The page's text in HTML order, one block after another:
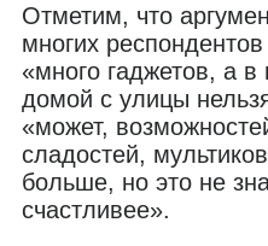
Отметим, что
многих
«много гаджетов, а
домой с улицы
«может,
сладостей,
больше, но это не
счастливее».